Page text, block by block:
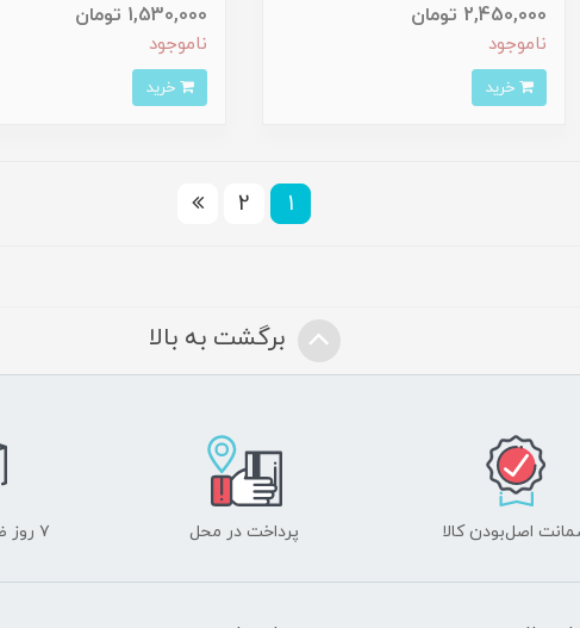
2,450,000 تومان
ناموجود
1,530,000 تومان
ناموجود
1
2
برگشت به بالا
اصل‌بودن کالا پرداخت در محل ۷ روز ضمانت بازگشت